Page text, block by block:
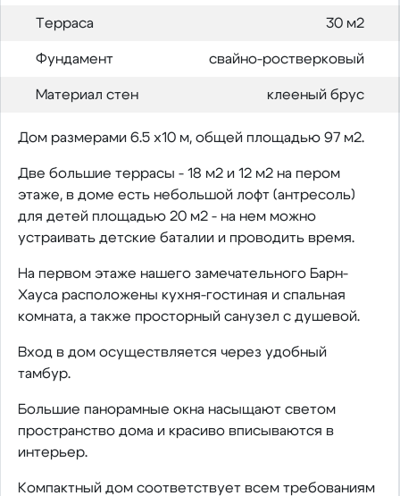
Терраса 30 м2
Фундамент свайно-ростверковый
Материал стен клееный брус
Дом размерами 6.5 х10 м, общей площадью 97 м2.
Две большие террасы - 18 м2 и 12 м2 на пером
этаже, в доме есть небольшой лофт (антресоль)
для детей площадью 20 м2 - на нем можно
устраивать детские баталии и проводить время.
На первом этаже нашего замечательного Барн-
Хауса расположены кухня-гостиная и спальная
комната, а также просторный санузел с душевой.
Вход в дом осуществляется через удобный
тамбур.
Большие панорамные окна насыщают светом
пространство дома и красиво вписываются в
интерьер.
Компактный дом соответствует всем требованиям